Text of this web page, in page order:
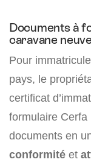
Documents à
caravane
Pour
pays, le
certificat
formulaire
documents en
conformité et